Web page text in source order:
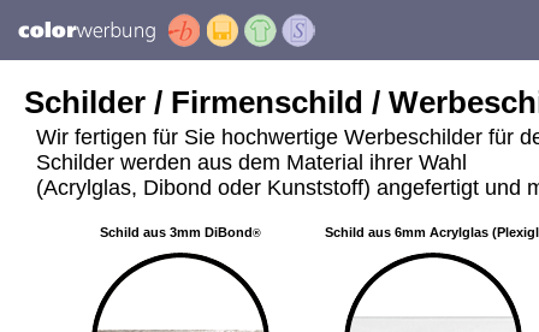
Schilder / Firmenschild /
Wir fertigen für Sie hochwertige Werbeschilder für
Schilder werden aus dem Material ihrer Wahl
(Acrylglas, Dibond oder Kunststoff) angefertigt und
Schild aus 3mm DiBond® Schild aus 6mm Acrylglas